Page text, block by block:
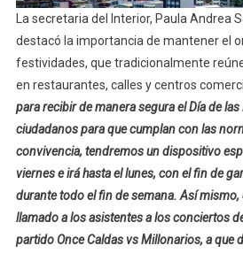
La secretaria del Interior, Paula Andrea
destacó la importancia de mantener el
festividades, que tradicionalmente
en restaurantes, calles y centros
para recibir de manera segura el Día de
ciudadanos para que cumplan con las
convivencia, tendremos un dispositivo
viernes e irá hasta el lunes, con el fin de
durante todo el fin de semana. Así mismo,
llamado a los asistentes a los conciertos
partido Once Caldas vs Millonarios, a que